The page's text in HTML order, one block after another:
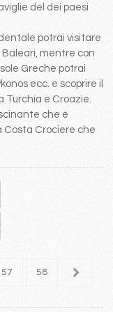
del dei paesi
potrai visitare
Baleari, mentre con
Greche potrai
ecc. e scoprire il
e Croazie.
che è
Costa Crociere che
57 58 59